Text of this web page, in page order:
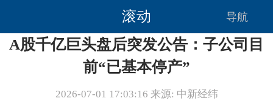
滚动 导航
A股千亿巨头盘后突发公告：子公司目
前“已基本停产”
2026-07-01 17:03:16 来源: 中新经纬